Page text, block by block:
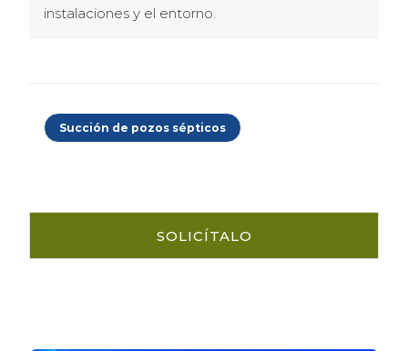
instalaciones y el entorno.
Succión de pozos sépticos
SOLICÍTALO